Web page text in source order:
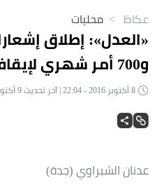
عكاظ > محليات
«العدل»: إطلاق
و700 أمر شهري لإيقاف الخدمات
عدنان الشبراوي (جدة)